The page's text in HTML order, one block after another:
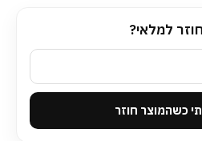
למלאי?
כשהמוצר חוזר